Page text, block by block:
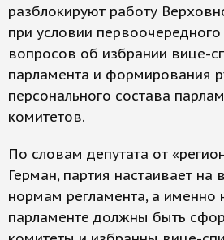
разблокируют работу
при условии
вопросов об избрании вице-
парламента и формирования
персонального состава
комитетов.
По словам депутата от
Герман, партия настаивает на
нормам регламента, а именно
парламенте должны быть